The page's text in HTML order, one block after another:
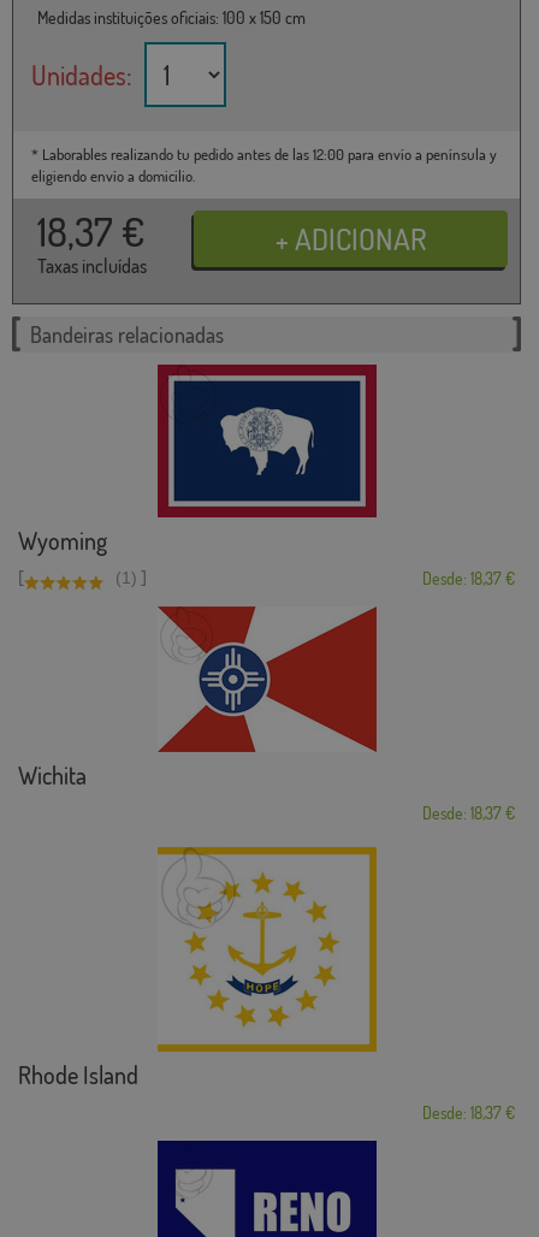
Medidas instituições oficiais: 100 x 150 cm
Unidades:
* Laborables realizando tu pedido antes de las 12:00 para envío a península y
eligiendo envío a domicilio.
18,37 €
Taxas incluídas
Bandeiras relacionadas
Wyoming
[ (1) ] Desde: 18,37 €
Wichita
Desde: 18,37 €
Rhode Island
Desde: 18,37 €